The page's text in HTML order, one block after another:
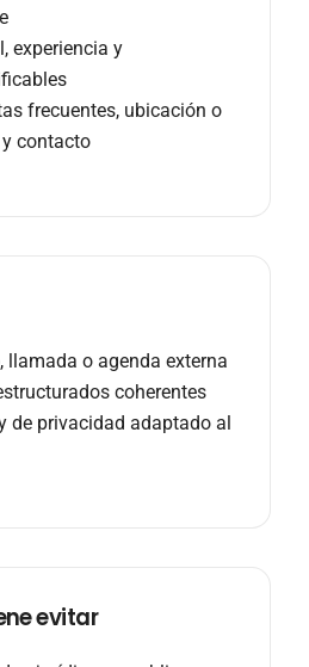
experiencia y
frecuentes, ubicación o
contacto
llamada o agenda externa
coherentes
de privacidad adaptado al
evitar